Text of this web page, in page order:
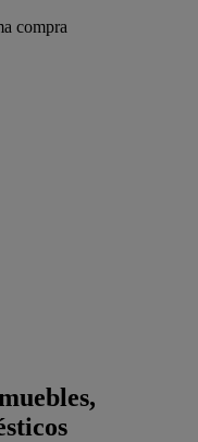
compra